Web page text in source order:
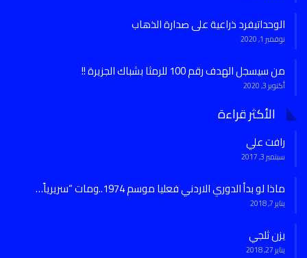
الوحداتيفرد ذراعية على صدارة الذهاب
نوفمبر 1, 2020
من سيسجل الهدف رقم 100 للرمثا بشباك الجزيرة !!
أكتوبر 3, 2020
الأكثر قراءة
رافت علي
سبتمبر 3, 2017
ماذا لو بدأ الدوري الاردني فعليا موسم 1974..ومات “سريرياً…
يناير 7, 2018
يزن ثلجي
يناير 27, 2018